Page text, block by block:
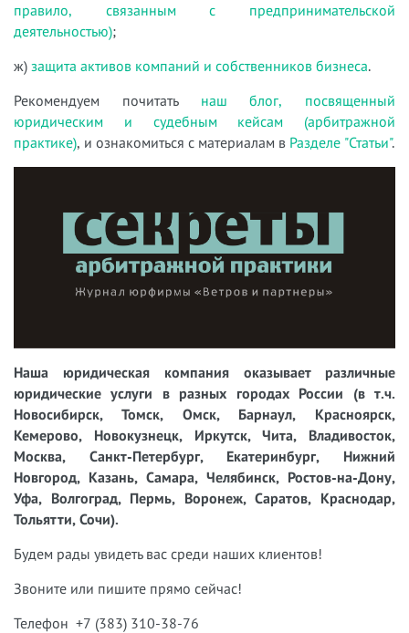
правило, связанным с предпринимательской
деятельностью);
ж) защита активов компаний и собственников бизнеса.
Рекомендуем почитать наш блог, посвященный
юридическим и судебным кейсам (арбитражной
практике), и ознакомиться с материалам в Разделе "Статьи".
Наша юридическая компания оказывает различные
юридические услуги в разных городах России (в т.ч.
Новосибирск, Томск, Омск, Барнаул, Красноярск,
Кемерово, Новокузнецк, Иркутск, Чита, Владивосток,
Москва, Санкт-Петербург, Екатеринбург, Нижний
Новгород, Казань, Самара, Челябинск, Ростов-на-Дону,
Уфа, Волгоград, Пермь, Воронеж, Саратов, Краснодар,
Тольятти, Сочи).
Будем рады увидеть вас среди наших клиентов!
Звоните или пишите прямо сейчас!
Телефон +7 (383) 310-38-76